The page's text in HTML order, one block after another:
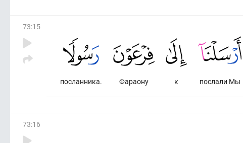
73:15
послали Мы
к
Фараону
посланника.
73:16